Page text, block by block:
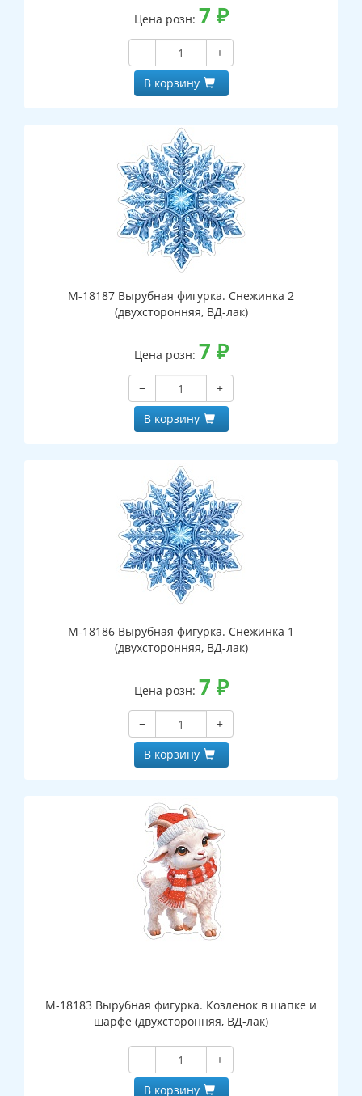
Цена розн: 7 ₽
−
+
В корзину
М-18187 Вырубная фигурка. Снежинка 2
(двухсторонняя, ВД-лак)
Цена розн: 7 ₽
−
+
В корзину
М-18186 Вырубная фигурка. Снежинка 1
(двухсторонняя, ВД-лак)
Цена розн: 7 ₽
−
+
В корзину
М-18183 Вырубная фигурка. Козленок в шапке и
шарфе (двухсторонняя, ВД-лак)
−
+
В корзину